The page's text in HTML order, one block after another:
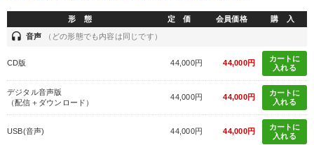
形 態 定 価 会員価格 購 入
headset 音声 （どの形態でも内容は同じです）
CD版 44,000円 44,000円
カートに
入れる
デジタル音声版
（配信＋ダウンロード）
44,000円 44,000円
カートに
入れる
USB(音声) 44,000円 44,000円
カートに
入れる